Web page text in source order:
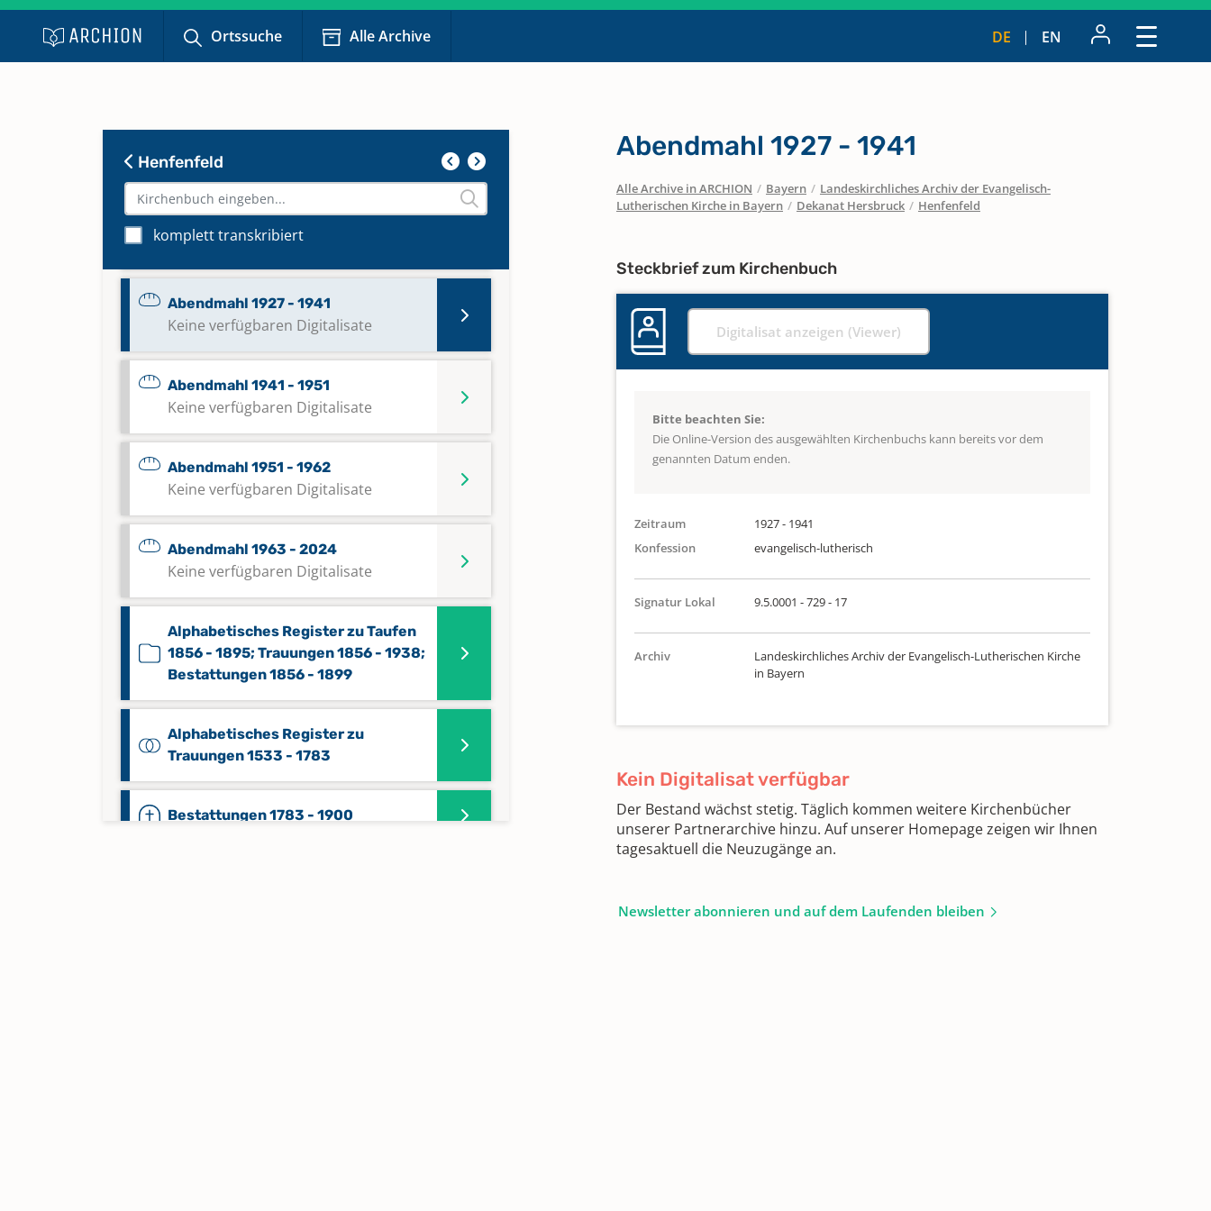
Ortssuche Alle Archive DE EN
Henfenfeld
komplett transkribiert
Keine verfügbaren Digitalisate
Abendmahl 1883 - 1926
Keine verfügbaren Digitalisate
Abendmahl 1927 - 1941
Keine verfügbaren Digitalisate
Abendmahl 1941 - 1951
Keine verfügbaren Digitalisate
Abendmahl 1951 - 1962
Keine verfügbaren Digitalisate
Abendmahl 1963 - 2024
Keine verfügbaren Digitalisate
Alphabetisches Register zu Taufen
1856 - 1895; Trauungen 1856 - 1938;
Bestattungen 1856 - 1899
Alphabetisches Register zu
Trauungen 1533 - 1783
Bestattungen 1783 - 1900
Abendmahl 1927 - 1941
Alle Archive in ARCHION / Bayern / Landeskirchliches Archiv der Evangelisch-
Lutherischen Kirche in Bayern / Dekanat Hersbruck / Henfenfeld
Steckbrief zum Kirchenbuch
Digitalisat anzeigen (Viewer)
Bitte beachten Sie:
Die Online-Version des ausgewählten Kirchenbuchs kann bereits vor dem
genannten Datum enden.
Zeitraum
1927 - 1941
Konfession
evangelisch-lutherisch
Signatur Lokal 9.5.0001 - 729 - 17
Archiv
Landeskirchliches Archiv der Evangelisch-Lutherischen Kirche
in Bayern
Kein Digitalisat verfügbar
Der Bestand wächst stetig. Täglich kommen weitere Kirchenbücher
unserer Partnerarchive hinzu. Auf unserer Homepage zeigen wir Ihnen
tagesaktuell die Neuzugänge an.
Newsletter abonnieren und auf dem Laufenden bleiben